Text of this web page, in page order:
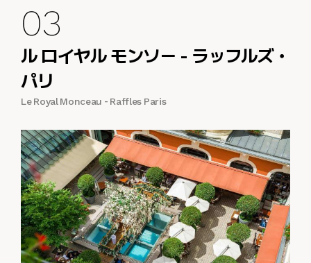
03
ル ロイヤル モンソー - ラッフルズ・
パリ
Le Royal Monceau - Raffles Paris